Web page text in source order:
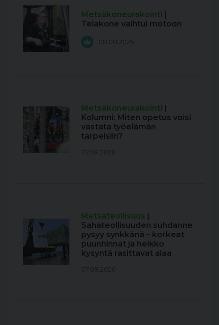
Metsäkoneurakointi |
Telakone vaihtui motoon
08.08.2026
Metsäkoneurakointi |
Kolumni: Miten opetus voisi
vastata työelämän
tarpeisiin?
07.08.2026
Metsäteollisuus |
Sahateollisuuden suhdanne
pysyy synkkänä – korkeat
puunhinnat ja heikko
kysyntä rasittavat alaa
07.08.2026